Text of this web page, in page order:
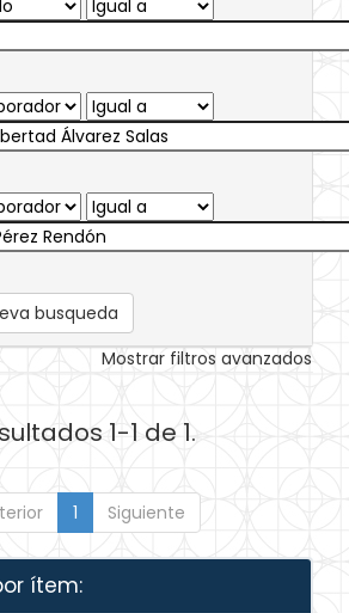
busqueda
Mostrar filtros avanzados
1-1 de 1.
1 Siguiente
ítem: